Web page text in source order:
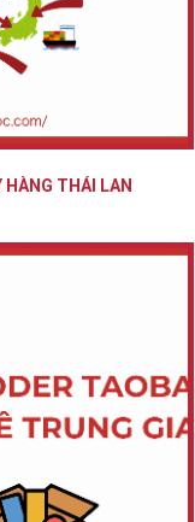
HÀNG THÁI LAN